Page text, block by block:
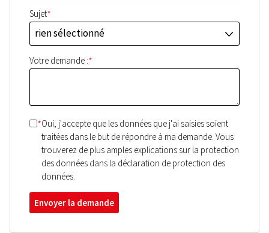
Sujet*
rien sélectionné
J
Votre demande :*
*Oui, j'accepte que les données que j'ai saisies soient
traitées dans le but de répondre à ma demande. Vous
trouverez de plus amples explications sur la protection
des données dans la déclaration de protection des
données.
Envoyer la demande